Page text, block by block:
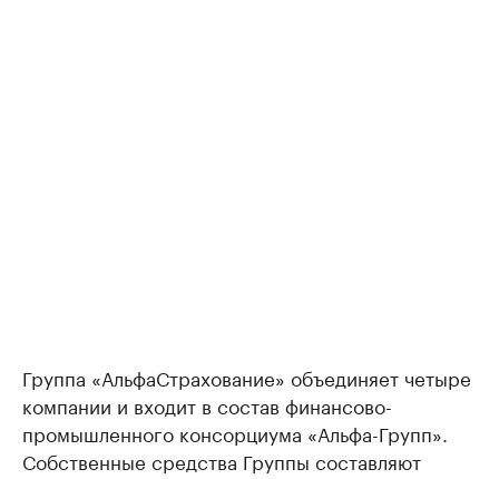
Группа «АльфаСтрахование» объединяет четыре
компании и входит в состав финансово-
промышленного консорциума «Альфа-Групп».
Собственные средства Группы составляют